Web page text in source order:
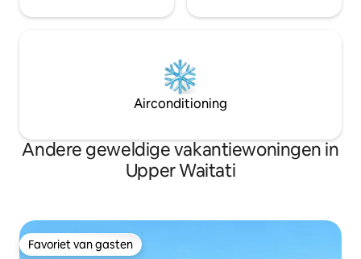
Airconditioning
Andere geweldige vakantiewoningen in
Upper Waitati
Favoriet van gasten
Favoriet van gasten